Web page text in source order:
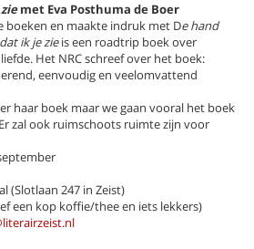
met Eva Posthuma de Boer
boeken en maakte indruk met De hand
ik je zieis een roadtrip boek over
Het NRC schreef over het boek:
eenvoudig en veelomvattend
haar boek maar we gaan vooral het boek
zal ook ruimschoots ruimte zijn voor
(Slotlaan 247 in Zeist)
een kop koffie/thee en iets lekkers)